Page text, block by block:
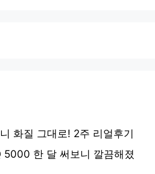
화질 그대로! 2주 리얼후기
5000 한 달 써보니 깔끔해졌